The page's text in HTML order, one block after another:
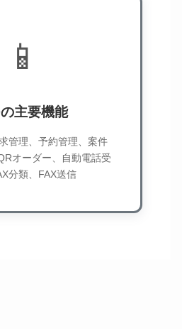
📱
主要機能
管理、予約管理、案件
オーダー、自動電話受
分類、FAX送信